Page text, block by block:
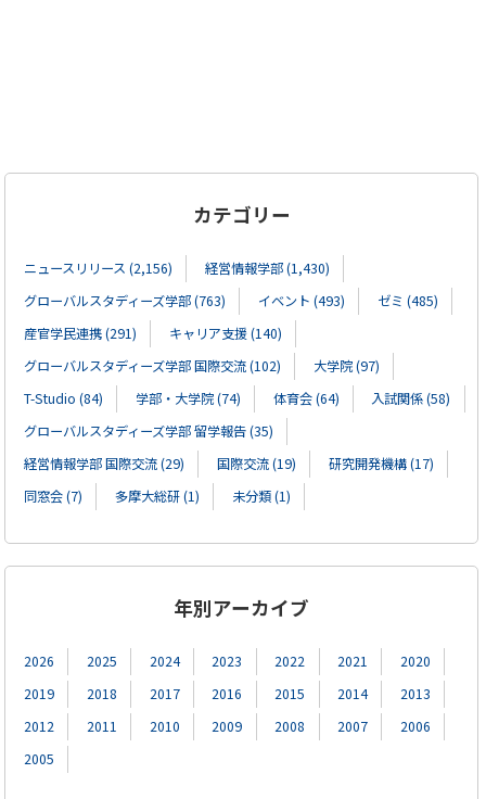
カテゴリー
ニュースリリース (2,156)
経営情報学部 (1,430)
グローバルスタディーズ学部 (763)
イベント (493)
ゼミ (485)
産官学民連携 (291)
キャリア支援 (140)
グローバルスタディーズ学部 国際交流 (102)
大学院 (97)
T-Studio (84)
学部・大学院 (74) 体育会 (64)
入試関係 (58)
グローバルスタディーズ学部 留学報告 (35)
経営情報学部 国際交流 (29)
国際交流 (19)
研究開発機構 (17)
同窓会 (7)
多摩大総研 (1) 未分類 (1)
年別アーカイブ
2026 2025 2024 2023 2022 2021
2020
2019
2018 2017 2016 2015 2014
2013
2012
2011 2010 2009 2008 2007
2006
2005